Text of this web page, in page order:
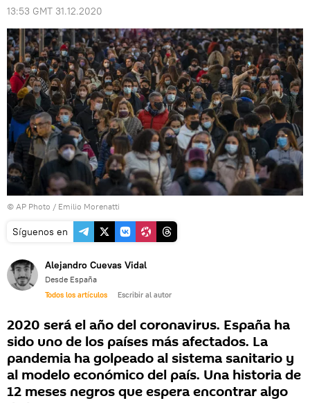
13:53 GMT 31.12.2020
© AP Photo / Emilio Morenatti
Síguenos en
Alejandro Cuevas Vidal
Desde España
Todos los artículos Escribir al autor
2020 será el año del coronavirus. España ha
sido uno de los países más afectados. La
pandemia ha golpeado al sistema sanitario y
al modelo económico del país. Una historia de
12 meses negros que espera encontrar algo